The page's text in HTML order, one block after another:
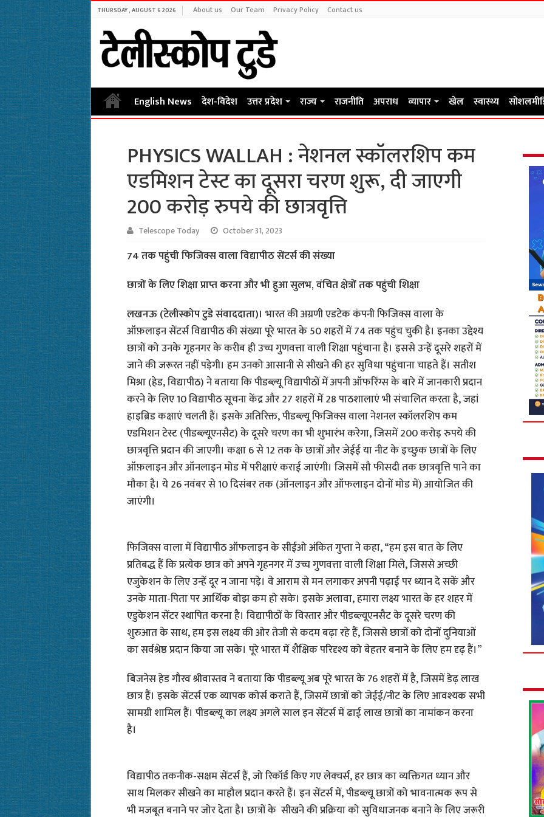
THURSDAY , AUGUST 6 2026 About us Our Team Privacy Policy Contact us
English News देश-विदेश उत्तर प्रदेश राज्य राजनीति अपराध व्यापार खेल स्वास्थ्य
PHYSICS WALLAH : नेशनल स्कॉलरशिप कम
एडमिशन टेस्ट का दूसरा चरण शुरू, दी जाएगी
200 करोड़ रुपये की छात्रवृत्ति
Telescope Today October 31, 2023
74 तक पहुंची फिजिक्स वाला विद्यापीठ सेंटर्स की संख्या
छात्रों के लिए शिक्षा प्राप्त करना और भी हुआ सुलभ, वंचित क्षेत्रों तक पहुंची शिक्षा
लखनऊ (टेलीस्कोप टुडे संवाददाता)। भारत की अग्रणी एडटेक कंपनी फिजिक्स वाला के
ऑफ़लाइन सेंटर्स विद्यापीठ की संख्या पूरे भारत के 50 शहरों में 74 तक पहुंच चुकी है। इनका उद्देश्य
छात्रों को उनके गृहनगर के करीब ही उच्च गुणवत्ता वाली शिक्षा पहुंचाना है। इससे उन्हें दूसरे शहरों में
जाने की जरूरत नहीं पड़ेगी। हम उनको आसानी से सीखने की हर सुविधा पहुंचाना चाहते हैं। सतीश
मिश्रा (हेड, विद्यापीठ) ने बताया कि पीडब्ल्यू विद्यापीठों में अपनी ऑफरिंग्स के बारे में जानकारी प्रदान
करने के लिए 10 विद्यापीठ सूचना केंद्र और 27 शहरों में 28 पाठशालाएं भी संचालित करता है, जहां
हाइब्रिड कक्षाएं चलती हैं। इसके अतिरिक्त, पीडब्ल्यू फिजिक्स वाला नेशनल स्कॉलरशिप कम
एडमिशन टेस्ट (पीडब्ल्यूएनसैट) के दूसरे चरण का भी शुभारंभ करेगा, जिसमें 200 करोड़ रुपये की
छात्रवृत्ति प्रदान की जाएगी। कक्षा 6 से 12 तक के छात्रों और जेईई या नीट के इच्छुक छात्रों के लिए
ऑफ़लाइन और ऑनलाइन मोड में परीक्षाएं कराई जाएंगी। जिसमें सौ फीसदी तक छात्रवृत्ति पाने का
मौका है। ये 26 नवंबर से 10 दिसंबर तक (ऑनलाइन और ऑफलाइन दोनों मोड में) आयोजित की
जाएंगी।
फिजिक्स वाला में विद्यापीठ ऑफलाइन के सीईओ अंकित गुप्ता ने कहा, “हम इस बात के लिए
प्रतिबद्ध हैं कि प्रत्येक छात्र को अपने गृहनगर में उच्च गुणवत्ता वाली शिक्षा मिले, जिससे अच्छी
एजुकेशन के लिए उन्हें दूर न जाना पड़े। वे आराम से मन लगाकर अपनी पढ़ाई पर ध्यान दे सकें और
उनके माता-पिता पर आर्थिक बोझ कम हो सके। इसके अलावा, हमारा लक्ष्य भारत के हर शहर में
एडुकेशन सेंटर स्थापित करना है। विद्यापीठों के विस्तार और पीडब्ल्यूएनसैट के दूसरे चरण की
शुरुआत के साथ, हम इस लक्ष्य की ओर तेजी से कदम बढ़ा रहे हैं, जिससे छात्रों को दोनों दुनियाओं
का सर्वश्रेष्ठ प्रदान किया जा सके। पूरे भारत में शैक्षिक परिदृश्य को बेहतर बनाने के लिए हम दृढ़ हैं।”
बिजनेस हेड गौरव श्रीवास्तव ने बताया कि पीडब्ल्यू अब पूरे भारत के 76 शहरों में है, जिसमें डेढ़ लाख
छात्र हैं। इसके सेंटर्स एक व्यापक कोर्स कराते हैं, जिसमें छात्रों को जेईई/नीट के लिए आवश्यक सभी
सामग्री शामिल हैं। पीडब्ल्यू का लक्ष्य अगले साल इन सेंटर्स में ढाई लाख छात्रों का नामांकन करना
है।
विद्यापीठ तकनीक-सक्षम सेंटर्स हैं, जो रिकॉर्ड किए गए लेक्चर्स, हर छात्र का व्यक्तिगत ध्यान और
साथ मिलकर सीखने का माहौल प्रदान करते हैं। इन सेंटर्स में, पीडब्ल्यू छात्रों को भावनात्मक रूप से
भी मजबूत बनाने पर जोर देता है। छात्रों के सीखने की प्रक्रिया को सुविधाजनक बनाने के लिए जरूरी